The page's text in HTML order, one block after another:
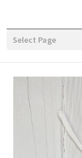
Select Page